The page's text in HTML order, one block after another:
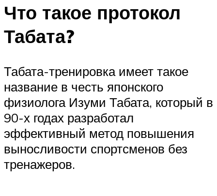
Что такое протокол
Табата?
Табата-тренировка имеет такое
название в честь японского
физиолога Изуми Табата, который в
90-х годах разработал
эффективный метод повышения
выносливости спортсменов без
тренажеров.